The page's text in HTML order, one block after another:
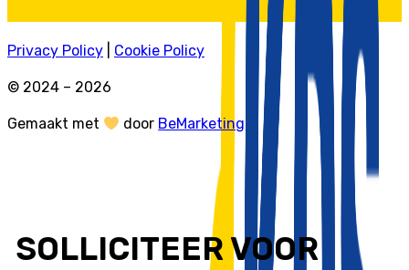
Privacy Policy Cookie Policy
© 2024 – 2026
Gemaakt met door BeMarketing
SOLLICITEER VOOR